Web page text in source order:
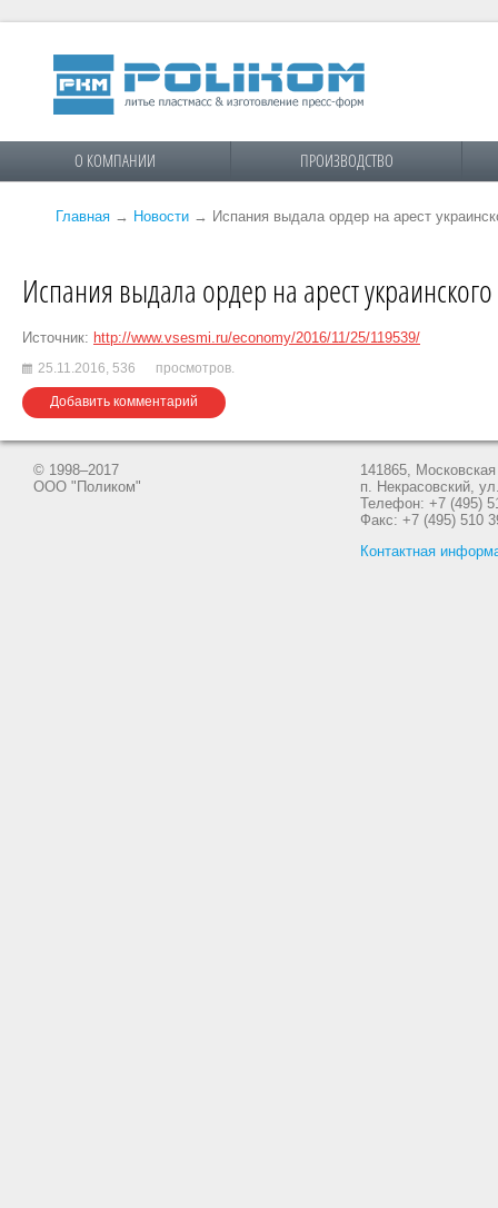
О КОМПАНИИ ПРОИЗВОДСТВО
Главная → Новости → Испания выдала ордер на арест
Испания выдала ордер на арест
Источник: http://www.vsesmi.ru/economy/2016/11/25/119539/
25.11.2016, 536 просмотров.
Добавить комментарий
© 1998–2017
ООО "Поликом"
141865,
п. Некрасовский,
Телефон: +7 (495)
Факс: +7 (495) 510
Контактная